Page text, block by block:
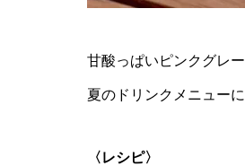
甘酸っぱいピンクグレ
夏のドリンクメニュー
〈レシピ〉